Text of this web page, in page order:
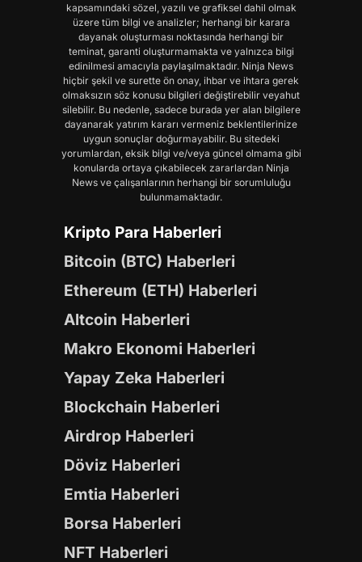
kapsamındaki sözel, yazılı ve grafiksel dahil olmak
üzere tüm bilgi ve analizler; herhangi bir karara
dayanak oluşturması noktasında herhangi bir
teminat, garanti oluşturmamakta ve yalnızca bilgi
edinilmesi amacıyla paylaşılmaktadır. Ninja News
hiçbir şekil ve surette ön onay, ihbar ve ihtara gerek
olmaksızın söz konusu bilgileri değiştirebilir veyahut
silebilir. Bu nedenle, sadece burada yer alan bilgilere
dayanarak yatırım kararı vermeniz beklentilerinize
uygun sonuçlar doğurmayabilir. Bu sitedeki
yorumlardan, eksik bilgi ve/veya güncel olmama gibi
konularda ortaya çıkabilecek zararlardan Ninja
News ve çalışanlarının herhangi bir sorumluluğu
bulunmamaktadır.
Kripto Para Haberleri
Bitcoin (BTC) Haberleri
Ethereum (ETH) Haberleri
Altcoin Haberleri
Makro Ekonomi Haberleri
Yapay Zeka Haberleri
Blockchain Haberleri
Airdrop Haberleri
Döviz Haberleri
Emtia Haberleri
Borsa Haberleri
NFT Haberleri